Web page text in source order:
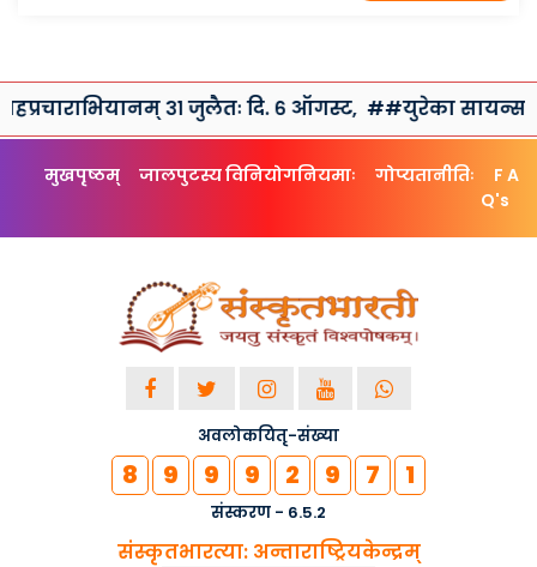
३१ जुलैतः दि. ६ ऑगस्ट, ##युरेका सायन्स क्लब तथा
मुखपृष्ठम् जालपुटस्य विनियोगनियमाः गोप्यतानीतिः
F A
Q's
अवलोकयितृ-संख्या
8 9 9 9 2 9 7 1
संस्करण - 6.5.2
संस्कृतभारत्या: अन्ताराष्ट्रियकेन्द्रम्